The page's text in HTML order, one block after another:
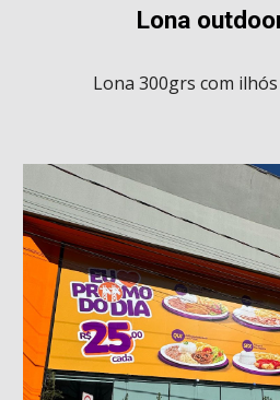
Lona
Lona 300grs com ilhós